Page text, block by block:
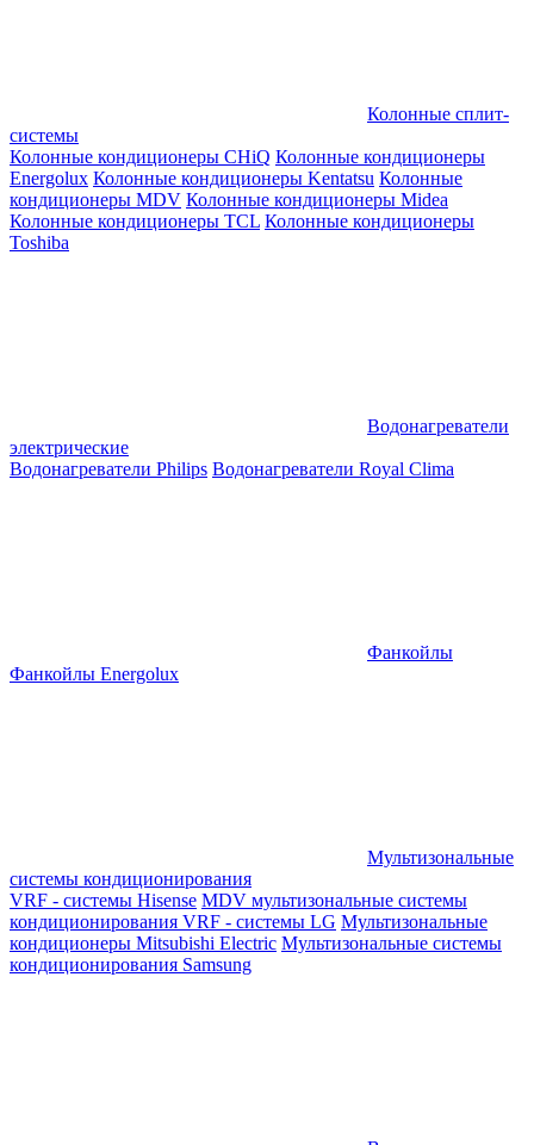
Колонные сплит-
системы
Колонные кондиционеры CHiQ Колонные кондиционеры
Energolux Колонные кондиционеры Kentatsu Колонные
кондиционеры MDV Колонные кондиционеры Midea
Колонные кондиционеры TCL Колонные кондиционеры
Toshiba
Водонагреватели
электрические
Водонагреватели Philips Водонагреватели Royal Clima
Фанкойлы
Фанкойлы Energolux
Мультизональные
системы кондиционирования
VRF - системы Hisense MDV мультизональные системы
кондиционирования VRF - системы LG Мультизональные
кондиционеры Mitsubishi Electric Мультизональные системы
кондиционирования Samsung